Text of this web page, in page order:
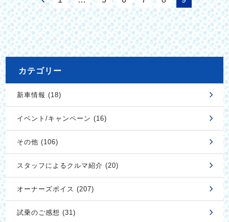
カテゴリー
新車情報 (18)
イベント/キャンペーン (16)
その他 (106)
スタッフによるクルマ紹介 (20)
オーナーズボイス (207)
試乗のご感想 (31)